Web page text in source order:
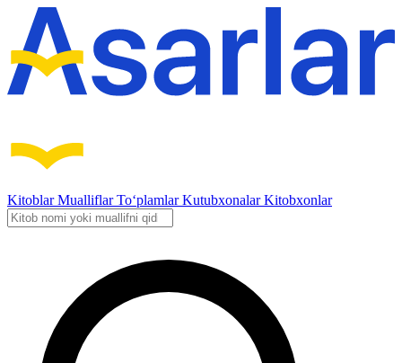
KitoblarMualliflarTo‘plamlarKutubxonalarKitobxonlar